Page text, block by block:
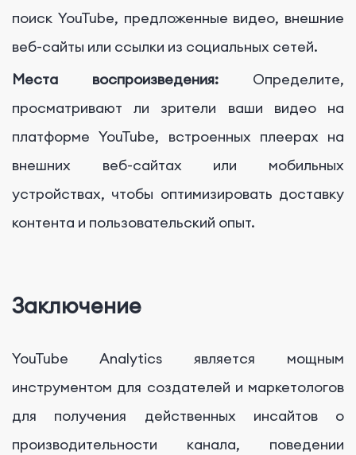
поиск YouTube, предложенные видео, внешние
веб-сайты или ссылки из социальных сетей.
Места воспроизведения: Определите,
просматривают ли зрители ваши видео на
платформе YouTube, встроенных плеерах на
внешних веб-сайтах или мобильных
устройствах, чтобы оптимизировать доставку
контента и пользовательский опыт.
Заключение
YouTube Analytics является мощным
инструментом для создателей и маркетологов
для получения действенных инсайтов о
производительности канала, поведении